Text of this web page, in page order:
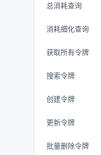
总消耗查询
消耗细化查询
获取所有令牌
搜索令牌
创建令牌
更新令牌
批量删除令牌